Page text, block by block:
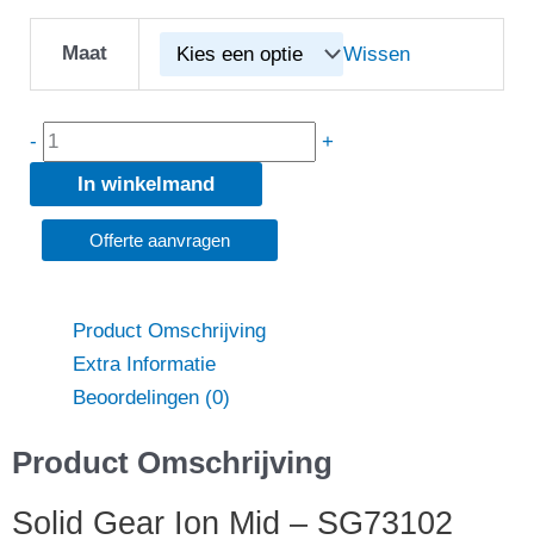
Maat Wissen
-
Gear
Ion
SG73102
aantal
+
In winkelmand
Offerte aanvragen
Product Omschrijving
Extra Informatie
Beoordelingen (0)
Product Omschrijving
Solid Gear Ion Mid – SG73102